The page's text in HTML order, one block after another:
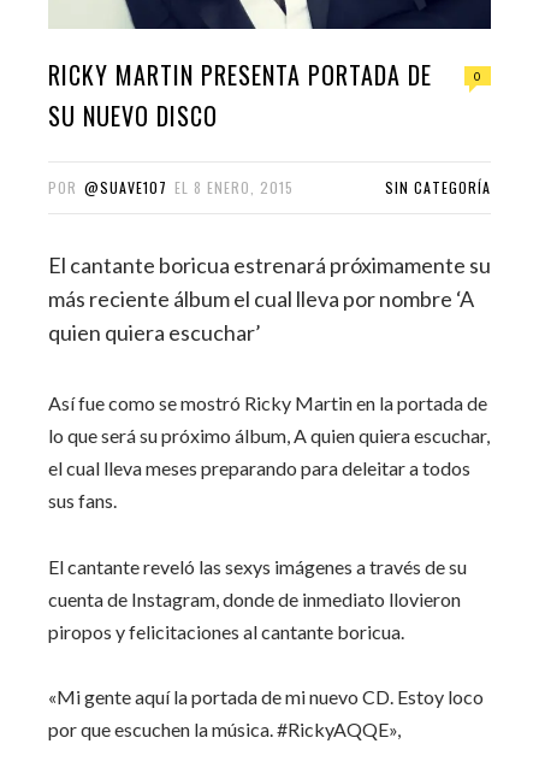
RICKY MARTIN PRESENTA PORTADA DE
SU NUEVO DISCO
0
POR @SUAVE107 EL 8 ENERO, 2015 SIN CATEGORÍA
El cantante boricua estrenará próximamente su
más reciente álbum el cual lleva por nombre ‘A
quien quiera escuchar’
Así fue como se mostró Ricky Martin en la portada de
lo que será su próximo álbum, A quien quiera escuchar,
el cual lleva meses preparando para deleitar a todos
sus fans.
El cantante reveló las sexys imágenes a través de su
cuenta de Instagram, donde de inmediato llovieron
piropos y felicitaciones al cantante boricua.
«Mi gente aquí la portada de mi nuevo CD. Estoy loco
por que escuchen la música. #RickyAQQE»,